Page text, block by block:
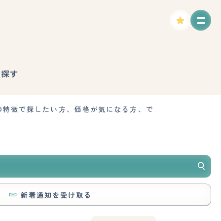
す
徴で探したい方、価格が気になる方、で
新着通知を受け取る